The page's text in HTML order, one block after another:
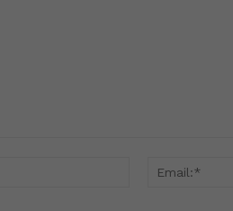
Name:*